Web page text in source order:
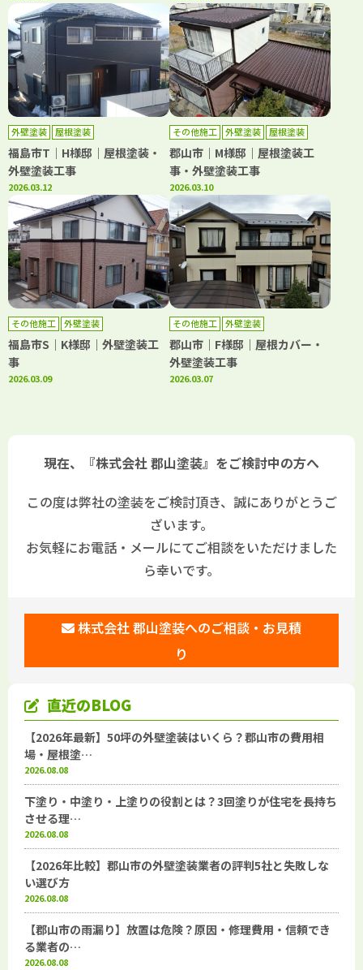
外壁塗装 屋根塗装
福島市T｜H様邸｜屋根塗装・
外壁塗装工事
2026.03.12
その他施工 外壁塗装 屋根塗装
郡山市｜M様邸｜屋根塗装工
事・外壁塗装工事
2026.03.10
その他施工 外壁塗装
福島市S｜K様邸｜外壁塗装工
事
2026.03.09
その他施工 外壁塗装
郡山市｜F様邸｜屋根カバー・
外壁塗装工事
2026.03.07
現在、『株式会社 郡山塗装』をご検討中の方へ
この度は弊社の塗装をご検討頂き、誠にありがとうご
ざいます。
お気軽にお電話・メールにてご相談をいただけました
ら幸いです。
株式会社 郡山塗装へのご相談・お見積
り
直近のBLOG
【2026年最新】50坪の外壁塗装はいくら？郡山市の費用相
場・屋根塗…
2026.08.08
下塗り・中塗り・上塗りの役割とは？3回塗りが住宅を長持ち
させる理…
2026.08.08
【2026年比較】郡山市の外壁塗装業者の評判5社と失敗しな
い選び方
2026.08.08
【郡山市の雨漏り】放置は危険？原因・修理費用・信頼でき
る業者の…
2026.08.08